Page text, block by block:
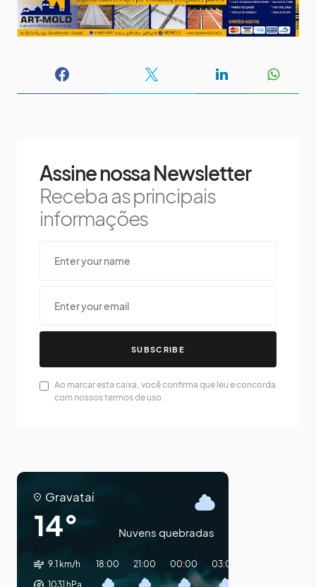
Assine nossa Newsletter
Receba as principais
informações
SUBSCRIBE
Ao marcar esta caixa, você confirma que leu e concorda
com nossos termos de uso.
Gravataí
14° Nuvens quebradas
9.1 km/h
1031 hPa
18:00 21:00 00:00 03:00